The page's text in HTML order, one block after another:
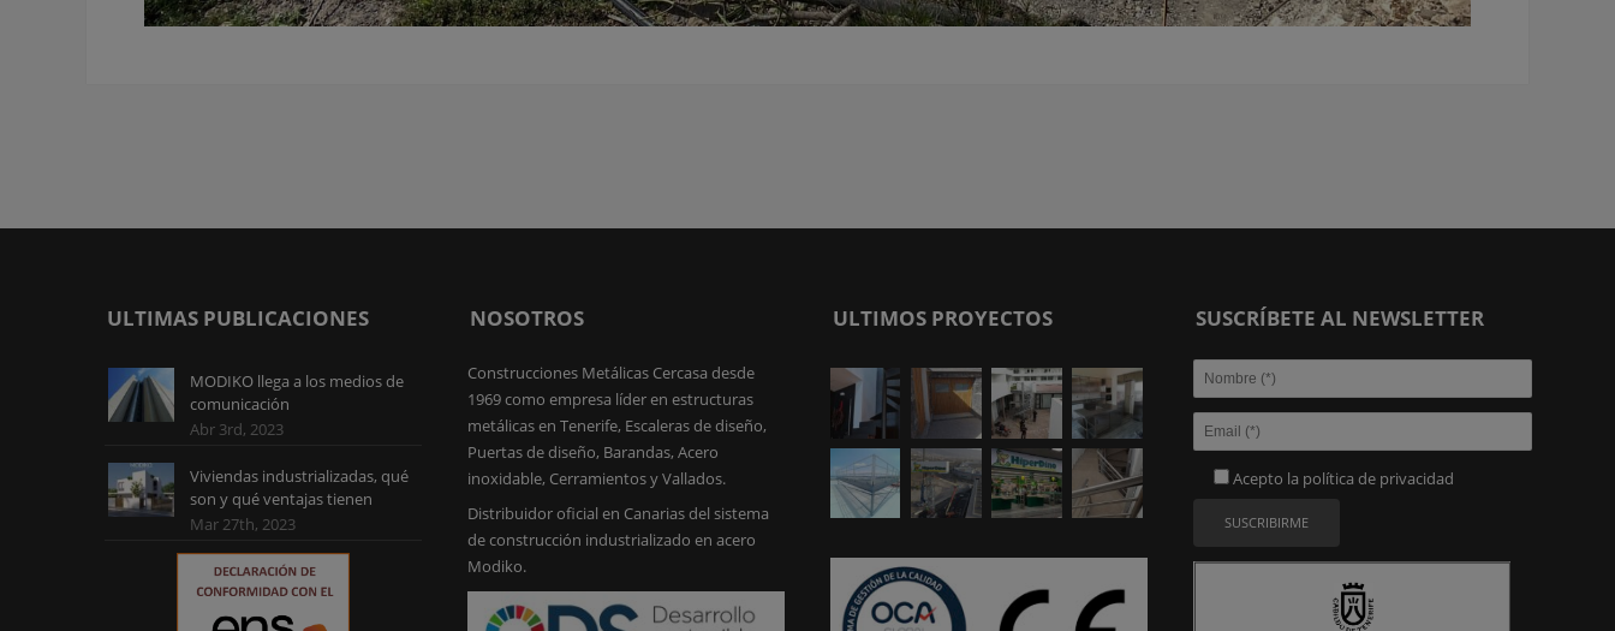
ULTIMAS PUBLICACIONES
MODIKO llega a los medios de
comunicación
Abr 3rd, 2023
Viviendas industrializadas, qué
son y qué ventajas tienen
Mar 27th, 2023
NOSOTROS
Construcciones Metálicas Cercasa desde
1969 como empresa líder en estructuras
metálicas en Tenerife, Escaleras de diseño,
Puertas de diseño, Barandas, Acero
inoxidable, Cerramientos y Vallados.
Distribuidor oficial en Canarias del sistema
de construcción industrializado en acero
Modiko.
ULTIMOS PROYECTOS SUSCRÍBETE AL NEWSLETTER
Acepto la política de privacidad